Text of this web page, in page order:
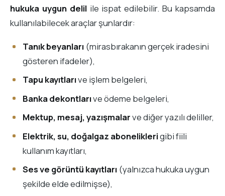
hukuka uygun delilile ispat edilebilir. Bu kapsamda
kullanılabilecek araçlar şunlardır:
Tanık beyanları(mirasbırakanın gerçek iradesini
gösteren ifadeler),
Tapu kayıtlarıve işlem belgeleri,
Banka dekontlarıve ödeme belgeleri,
Mektup, mesaj, yazışmalarve diğer yazılı deliller,
Elektrik, su, doğalgaz aboneliklerigibi fiili
kullanım kayıtları,
Ses ve görüntü kayıtları(yalnızca hukuka uygun
şekilde elde edilmişse),